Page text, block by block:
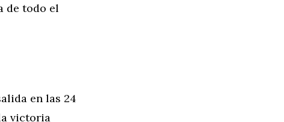
de todo el
en las 24
victoria